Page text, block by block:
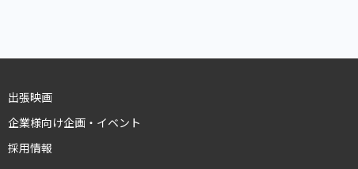
出張映画
企業様向け企画・イベント
採用情報